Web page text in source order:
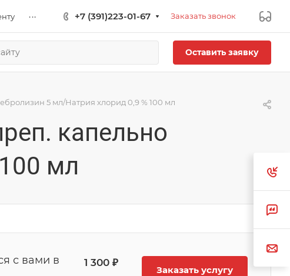
... +7 (391)223-01-67 Заказать звонок
Оставить заявку
5 мл/Натрия хлорид 0,9 % 100 мл
капельно
мл
с вами в
1 300 ₽
Заказать услугу